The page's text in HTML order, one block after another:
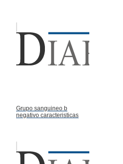
Grupo sanguineo b
negativo caracteristicas